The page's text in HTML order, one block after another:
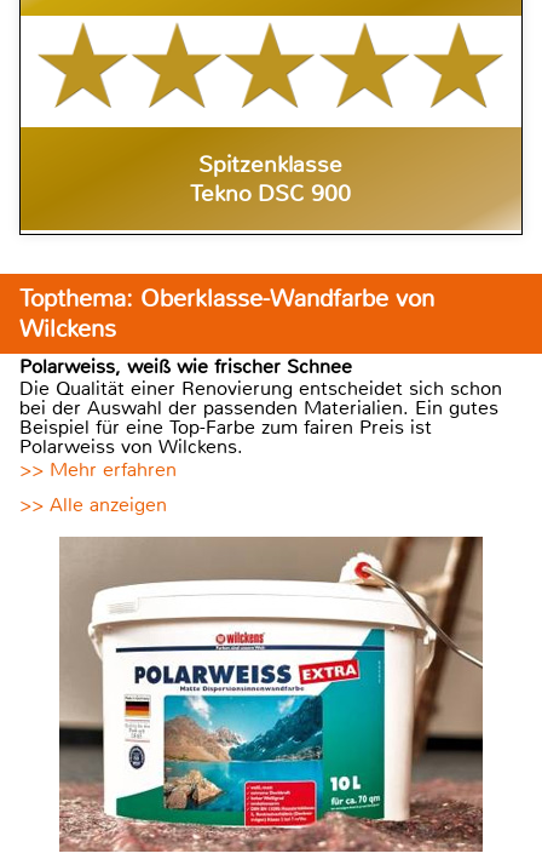
Spitzenklasse
Tekno DSC 900
Topthema: Oberklasse-Wandfarbe von
Wilckens
Polarweiss, weiß wie frischer Schnee
Die Qualität einer Renovierung entscheidet sich schon
bei der Auswahl der passenden Materialien. Ein gutes
Beispiel für eine Top-Farbe zum fairen Preis ist
Polarweiss von Wilckens.
>> Mehr erfahren
>> Alle anzeigen